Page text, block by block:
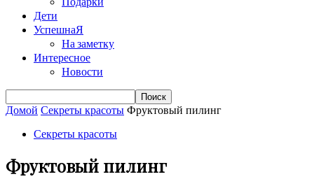
Дети
УспешнаЯ
На заметку
Интересное
Новости
Домой Секреты красоты Фруктовый пилинг
Секреты красоты
Фруктовый пилинг